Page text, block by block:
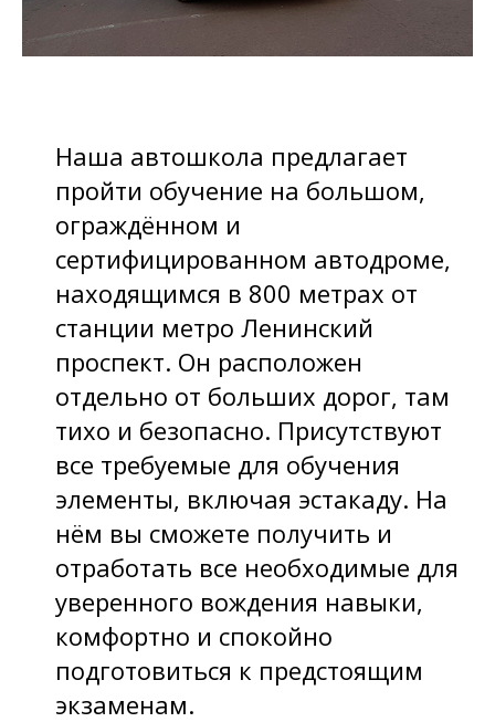
Наша автошкола предлагает
пройти обучение на большом,
ограждённом и
сертифицированном автодроме,
находящимся в 800 метрах от
станции метро Ленинский
проспект. Он расположен
отдельно от больших дорог, там
тихо и безопасно. Присутствуют
все требуемые для обучения
элементы, включая эстакаду. На
нём вы сможете получить и
отработать все необходимые для
уверенного вождения навыки,
комфортно и спокойно
подготовиться к предстоящим
экзаменам.